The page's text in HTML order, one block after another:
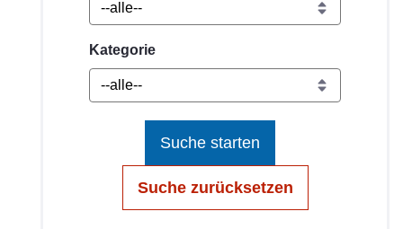
Kategorie
Suche starten
Suche zurücksetzen